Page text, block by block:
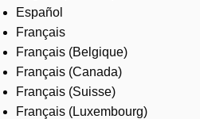
Español
Français
Français (Belgique)
Français (Canada)
Français (Suisse)
Français (Luxembourg)